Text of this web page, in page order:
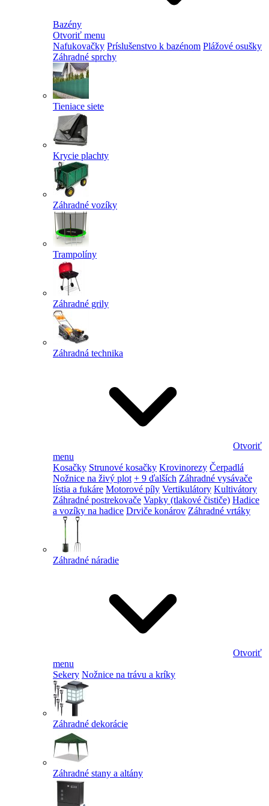
Bazény
Otvoriť menu
Nafukovačky Príslušenstvo k bazénom Plážové osušky
Záhradné sprchy
Tieniace siete
Krycie plachty
Záhradné vozíky
Trampolíny
Záhradné grily
Záhradná technika
Otvoriť
menu
Kosačky Strunové kosačky Krovinorezy Čerpadlá
Nožnice na živý plot + 9 ďalších Záhradné vysávače
lístia a fukáre Motorové píly Vertikulátory Kultivátory
Záhradné postrekovače Vapky (tlakové čističe) Hadice
a vozíky na hadice Drviče konárov Záhradné vrtáky
Záhradné náradie
Otvoriť
menu
Sekery Nožnice na trávu a kríky
Záhradné dekorácie
Záhradné stany a altány